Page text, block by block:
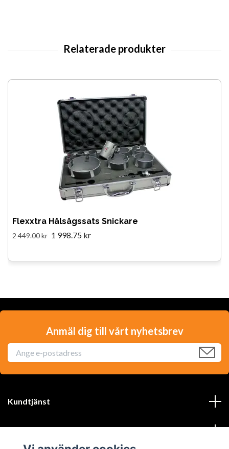
Flexxtra Hålsågssats Snickare
2 449.00 kr 1 998.75 kr
Anmäl dig till vårt nyhetsbrev
Kundtjänst
Läs mer